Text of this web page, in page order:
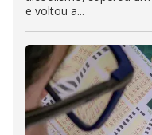
e voltou a...